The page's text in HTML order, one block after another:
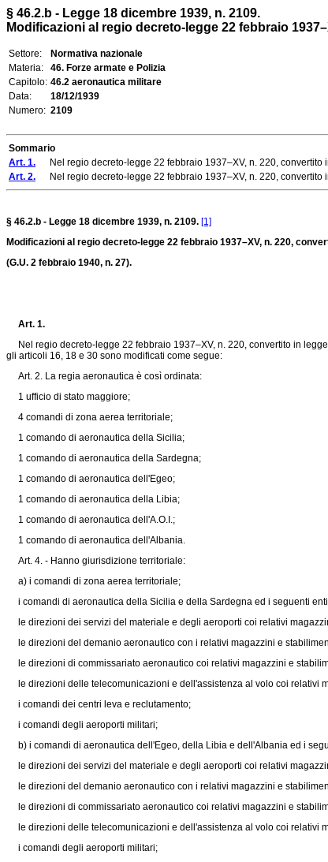
§ 46.2.b - Legge 18 dicembre 1939, n. 2109.
Modificazioni al regio decreto-legge 22 febbraio
Settore:
Normativa nazionale
Materia:
46. Forze armate e Polizia
Capitolo: 46.2 aeronautica militare
Data:
18/12/1939
Numero: 2109
Sommario
Art. 1. Nel regio decreto-legge 22 febbraio 1937–XV, n. 220, convertito
Art. 2. Nel regio decreto-legge 22 febbraio 1937–XV, n. 220, convertito
§ 46.2.b - Legge 18 dicembre 1939, n. 2109. [1]
Modificazioni al regio decreto-legge 22 febbraio 1937–XV, n. 220,
(G.U. 2 febbraio 1940, n. 27).
Art. 1.
Nel regio decreto-legge 22 febbraio 1937–XV, n. 220, convertito in
gli articoli 16, 18 e 30 sono modificati come segue:
Art. 2. La regia aeronautica è così ordinata:
1 ufficio di stato maggiore;
4 comandi di zona aerea territoriale;
1 comando di aeronautica della Sicilia;
1 comando di aeronautica della Sardegna;
1 comando di aeronautica dell'Egeo;
1 comando di aeronautica della Libia;
1 comando di aeronautica dell'A.O.I.;
1 comando di aeronautica dell'Albania.
Art. 4. - Hanno giurisdizione territoriale:
a) i comandi di zona aerea territoriale;
i comandi di aeronautica della Sicilia e della Sardegna ed i seguenti
le direzioni dei servizi del materiale e degli aeroporti coi relativi
le direzioni del demanio aeronautico con i relativi magazzini e
le direzioni di commissariato aeronautico coi relativi magazzini e
le direzioni delle telecomunicazioni e dell'assistenza al volo coi relativi
i comandi dei centri leva e reclutamento;
i comandi degli aeroporti militari;
b) i comandi di aeronautica dell'Egeo, della Libia e dell'Albania ed i
le direzioni dei servizi del materiale e degli aeroporti coi relativi
le direzioni del demanio aeronautico con i relativi magazzini e
le direzioni di commissariato aeronautico coi relativi magazzini e
le direzioni delle telecomunicazioni e dell'assistenza al volo coi relativi
i comandi degli aeroporti militari;